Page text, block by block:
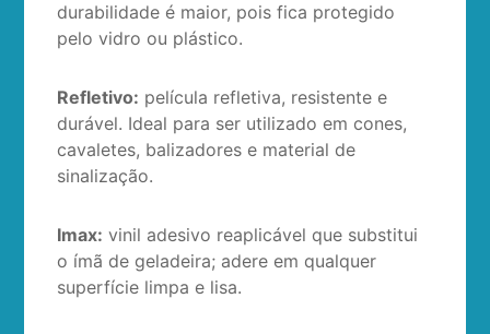
durabilidade é maior, pois fica protegido
pelo vidro ou plástico.
Refletivo: película refletiva, resistente e
durável. Ideal para ser utilizado em cones,
cavaletes, balizadores e material de
sinalização.
Imax: vinil adesivo reaplicável que substitui
o ímã de geladeira; adere em qualquer
superfície limpa e lisa.